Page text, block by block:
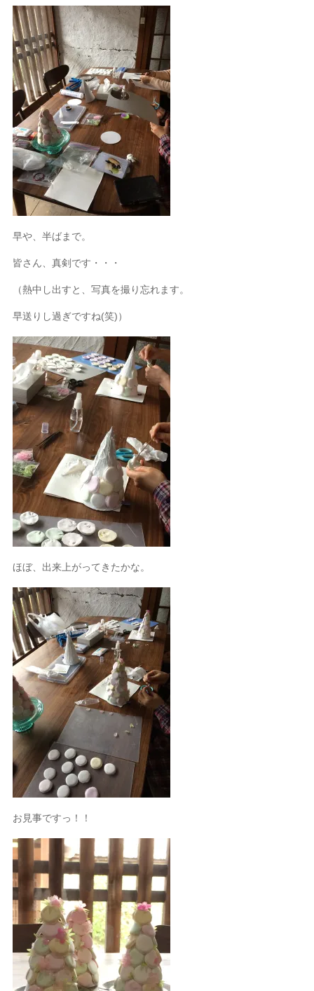
早や、半ばまで。
皆さん、真剣です・・・
（熱中し出すと、写真を撮り忘れます。
早送りし過ぎですね(笑)）
ほぼ、出来上がってきたかな。
お見事ですっ！！